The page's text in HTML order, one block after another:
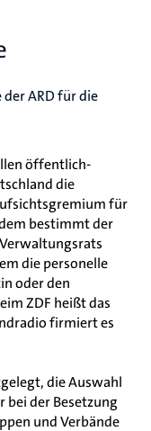
ARD für die
öffentlich-
die
für
bestimmt der
die personelle
oder den
ZDF heißt das
firmiert es
die Auswahl
bei der Besetzung
und Verbände